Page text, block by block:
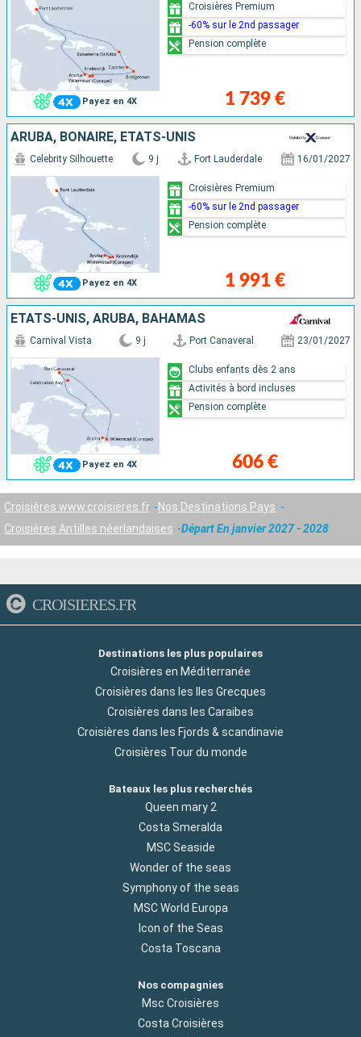
Payez en 4X 1 739 €
Croisières Premium
-60% sur le 2nd passager
Pension complète
ARUBA, BONAIRE, ÉTATS-UNIS
Payez en 4X
Celebrity Silhouette 9 j Fort Lauderdale 16/01/2027
1 991 €
Croisières Premium
-60% sur le 2nd passager
Pension complète
ÉTATS-UNIS, ARUBA, BAHAMAS
Payez en 4X
Carnival Vista 9 j Port Canaveral 23/01/2027
606 €
Clubs enfants dès 2 ans
Activités à bord incluses
Pension complète
Croisières www.croisieres.fr
Nos Destinations Pays
Croisières Antilles néerlandaises
Départ En janvier 2027 - 2028
CROISIERES.FR
Destinations les plus populaires
Croisières en Méditerranée
Croisières dans les Iles Grecques
Croisières dans les Caraibes
Croisières dans les Fjords & scandinavie
Croisières Tour du monde
Bateaux les plus recherchés
Queen mary 2
Costa Smeralda
MSC Seaside
Wonder of the seas
Symphony of the seas
MSC World Europa
Icon of the Seas
Costa Toscana
Nos compagnies
Msc Croisières
Costa Croisières